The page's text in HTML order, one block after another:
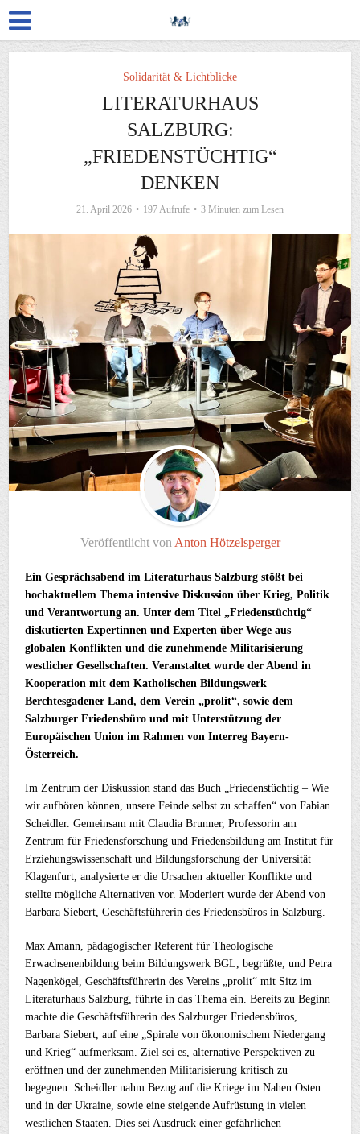
Solidarität & Lichtblicke
LITERATURHAUS
SALZBURG:
„FRIEDENSTÜCHTIG“
DENKEN
21. April 2026 197 Aufrufe 3 Minuten zum Lesen
Veröffentlicht von Anton Hötzelsperger
Ein Gesprächsabend im Literaturhaus Salzburg stößt bei
hochaktuellem Thema intensive Diskussion über Krieg, Politik
und Verantwortung an. Unter dem Titel „Friedenstüchtig“
diskutierten Expertinnen und Experten über Wege aus
globalen Konflikten und die zunehmende Militarisierung
westlicher Gesellschaften. Veranstaltet wurde der Abend in
Kooperation mit dem Katholischen Bildungswerk
Berchtesgadener Land, dem Verein „prolit“, sowie dem
Salzburger Friedensbüro und mit Unterstützung der
Europäischen Union im Rahmen von Interreg Bayern-
Österreich.
Im Zentrum der Diskussion stand das Buch „Friedenstüchtig – Wie
wir aufhören können, unsere Feinde selbst zu schaffen“ von Fabian
Scheidler. Gemeinsam mit Claudia Brunner, Professorin am
Zentrum für Friedensforschung und Friedensbildung am Institut für
Erziehungswissenschaft und Bildungsforschung der Universität
Klagenfurt, analysierte er die Ursachen aktueller Konflikte und
stellte mögliche Alternativen vor. Moderiert wurde der Abend von
Barbara Siebert, Geschäftsführerin des Friedensbüros in Salzburg.
Max Amann, pädagogischer Referent für Theologische
Erwachsenenbildung beim Bildungswerk BGL, begrüßte, und Petra
Nagenkögel, Geschäftsführerin des Vereins „prolit“ mit Sitz im
Literaturhaus Salzburg, führte in das Thema ein. Bereits zu Beginn
machte die Geschäftsführerin des Salzburger Friedensbüros,
Barbara Siebert, auf eine „Spirale von ökonomischem Niedergang
und Krieg“ aufmerksam. Ziel sei es, alternative Perspektiven zu
eröffnen und der zunehmenden Militarisierung kritisch zu
begegnen. Scheidler nahm Bezug auf die Kriege im Nahen Osten
und in der Ukraine, sowie eine steigende Aufrüstung in vielen
westlichen Staaten. Dies sei Ausdruck einer gefährlichen